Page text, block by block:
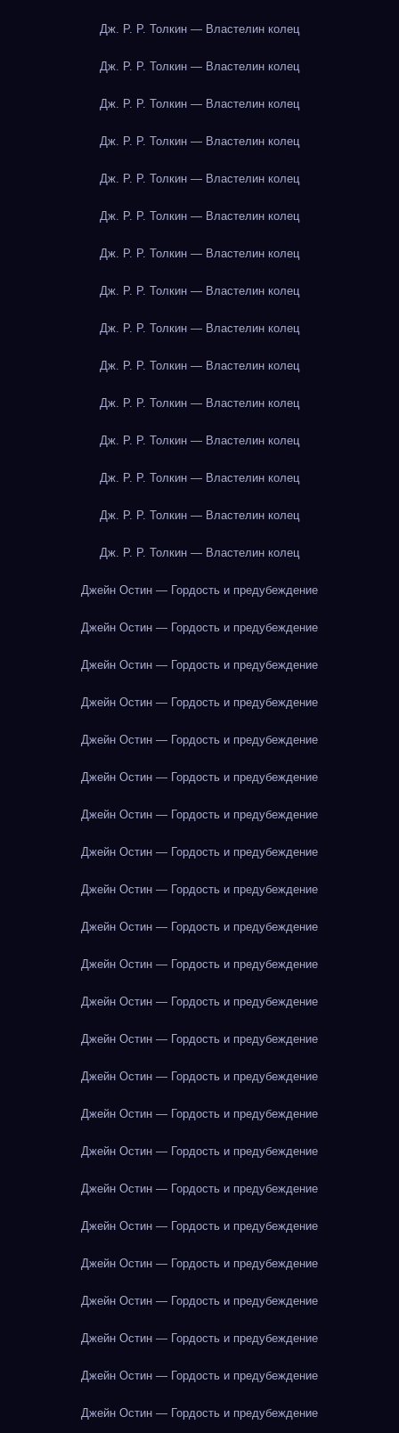
Дж. Р. Р. Толкин — Властелин колец
Дж. Р. Р. Толкин — Властелин колец
Дж. Р. Р. Толкин — Властелин колец
Дж. Р. Р. Толкин — Властелин колец
Дж. Р. Р. Толкин — Властелин колец
Дж. Р. Р. Толкин — Властелин колец
Дж. Р. Р. Толкин — Властелин колец
Дж. Р. Р. Толкин — Властелин колец
Дж. Р. Р. Толкин — Властелин колец
Дж. Р. Р. Толкин — Властелин колец
Дж. Р. Р. Толкин — Властелин колец
Дж. Р. Р. Толкин — Властелин колец
Дж. Р. Р. Толкин — Властелин колец
Дж. Р. Р. Толкин — Властелин колец
Дж. Р. Р. Толкин — Властелин колец
Джейн Остин — Гордость и предубеждение
Джейн Остин — Гордость и предубеждение
Джейн Остин — Гордость и предубеждение
Джейн Остин — Гордость и предубеждение
Джейн Остин — Гордость и предубеждение
Джейн Остин — Гордость и предубеждение
Джейн Остин — Гордость и предубеждение
Джейн Остин — Гордость и предубеждение
Джейн Остин — Гордость и предубеждение
Джейн Остин — Гордость и предубеждение
Джейн Остин — Гордость и предубеждение
Джейн Остин — Гордость и предубеждение
Джейн Остин — Гордость и предубеждение
Джейн Остин — Гордость и предубеждение
Джейн Остин — Гордость и предубеждение
Джейн Остин — Гордость и предубеждение
Джейн Остин — Гордость и предубеждение
Джейн Остин — Гордость и предубеждение
Джейн Остин — Гордость и предубеждение
Джейн Остин — Гордость и предубеждение
Джейн Остин — Гордость и предубеждение
Джейн Остин — Гордость и предубеждение
Джейн Остин — Гордость и предубеждение